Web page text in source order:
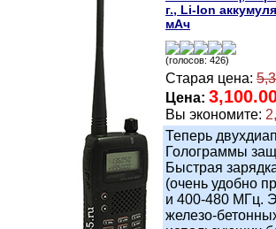
г., Li-Ion
мАч
(голосов: 426)
Старая цена:
Цена:
Вы экономите:
Теперь
Голограммы
Быстрая
(очень удобно
и 400-480 МГц.
железо-